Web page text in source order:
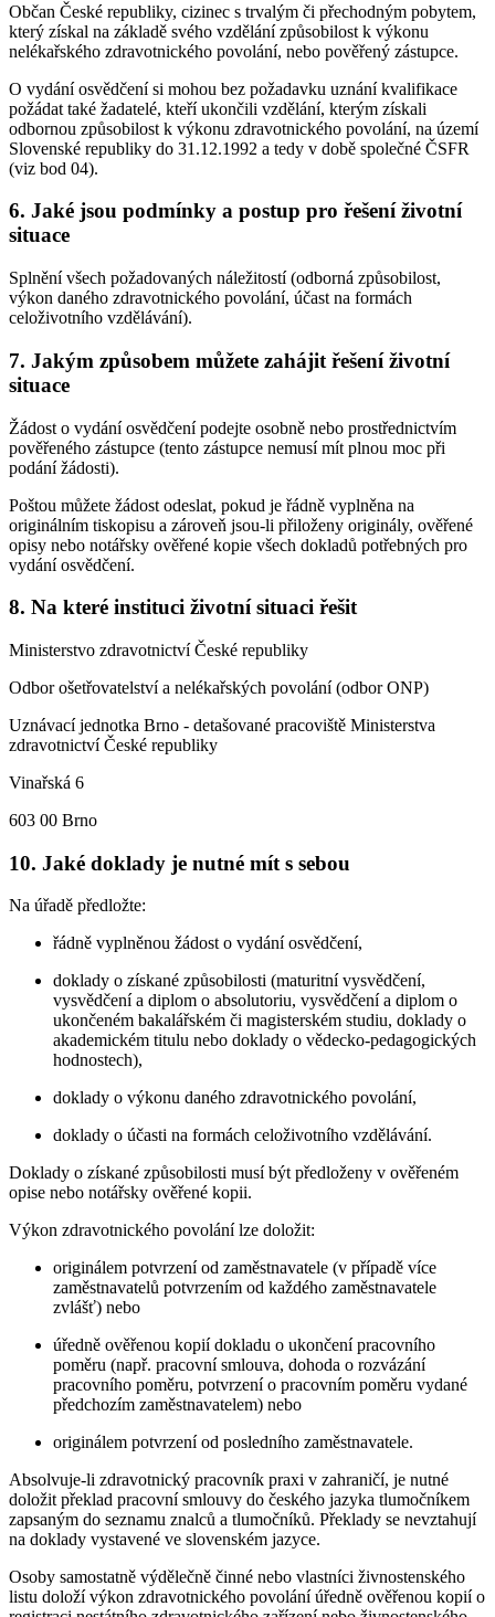
Občan České republiky, cizinec s trvalým či přechodným pobytem,
který získal na základě svého vzdělání způsobilost k výkonu
nelékařského zdravotnického povolání, nebo pověřený zástupce.
O vydání osvědčení si mohou bez požadavku uznání kvalifikace
požádat také žadatelé, kteří ukončili vzdělání, kterým získali
odbornou způsobilost k výkonu zdravotnického povolání, na území
Slovenské republiky do 31.12.1992 a tedy v době společné ČSFR
(viz bod 04).
6. Jaké jsou podmínky a postup pro řešení životní
situace
Splnění všech požadovaných náležitostí (odborná způsobilost,
výkon daného zdravotnického povolání, účast na formách
celoživotního vzdělávání).
7. Jakým způsobem můžete zahájit řešení životní
situace
Žádost o vydání osvědčení podejte osobně nebo prostřednictvím
pověřeného zástupce (tento zástupce nemusí mít plnou moc při
podání žádosti).
Poštou můžete žádost odeslat, pokud je řádně vyplněna na
originálním tiskopisu a zároveň jsou-li přiloženy originály, ověřené
opisy nebo notářsky ověřené kopie všech dokladů potřebných pro
vydání osvědčení.
8. Na které instituci životní situaci řešit
Ministerstvo zdravotnictví České republiky
Odbor ošetřovatelství a nelékařských povolání (odbor ONP)
Uznávací jednotka Brno - detašované pracoviště Ministerstva
zdravotnictví České republiky
Vinařská 6
603 00 Brno
10. Jaké doklady je nutné mít s sebou
Na úřadě předložte:
řádně vyplněnou žádost o vydání osvědčení,
doklady o získané způsobilosti (maturitní vysvědčení,
vysvědčení a diplom o absolutoriu, vysvědčení a diplom o
ukončeném bakalářském či magisterském studiu, doklady o
akademickém titulu nebo doklady o vědecko-pedagogických
hodnostech),
doklady o výkonu daného zdravotnického povolání,
doklady o účasti na formách celoživotního vzdělávání.
Doklady o získané způsobilosti musí být předloženy v ověřeném
opise nebo notářsky ověřené kopii.
Výkon zdravotnického povolání lze doložit:
originálem potvrzení od zaměstnavatele (v případě více
zaměstnavatelů potvrzením od každého zaměstnavatele
zvlášť) nebo
úředně ověřenou kopií dokladu o ukončení pracovního
poměru (např. pracovní smlouva, dohoda o rozvázání
pracovního poměru, potvrzení o pracovním poměru vydané
předchozím zaměstnavatelem) nebo
originálem potvrzení od posledního zaměstnavatele.
Absolvuje-li zdravotnický pracovník praxi v zahraničí, je nutné
doložit překlad pracovní smlouvy do českého jazyka tlumočníkem
zapsaným do seznamu znalců a tlumočníků. Překlady se nevztahují
na doklady vystavené ve slovenském jazyce.
Osoby samostatně výdělečně činné nebo vlastníci živnostenského
listu doloží výkon zdravotnického povolání úředně ověřenou kopií o